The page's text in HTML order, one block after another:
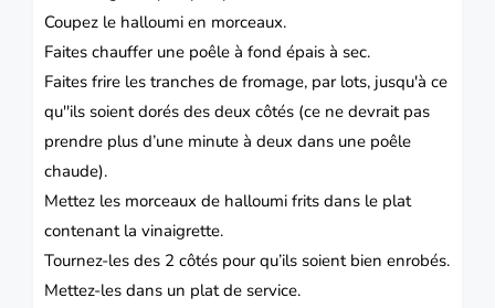
Coupez le halloumi en morceaux.
Faites chauffer une poêle à fond épais à sec.
Faites frire les tranches de fromage, par lots, jusqu'à ce
qu''ils soient dorés des deux côtés (ce ne devrait pas
prendre plus d’une minute à deux dans une poêle
chaude).
Mettez les morceaux de halloumi frits dans le plat
contenant la vinaigrette.
Tournez-les des 2 côtés pour qu’ils soient bien enrobés.
Mettez-les dans un plat de service.